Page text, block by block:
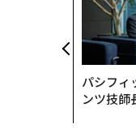
パシフィ
ンツ技師